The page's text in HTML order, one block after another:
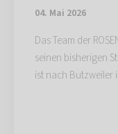
04. Mai 2026
Das Team der
seinen bisherigen
ist nach Butzweiler